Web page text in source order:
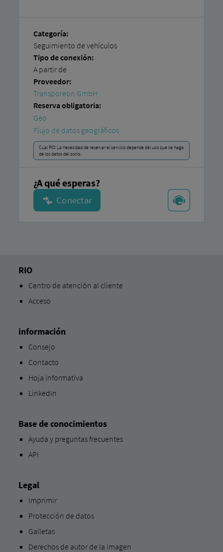
Categoría:
Seguimiento de vehículos
Tipo de conexión:
A partir de
Proveedor:
Transporeon GmbH
Reserva obligatoria:
Geo
Flujo de datos geográficos
Cual RIO La necesidad de reservar el servicio depende del uso que se haga
de los datos del socio.
¿A qué esperas?
RIO
Centro de atención al cliente
Acceso
información
Consejo
Contacto
Hoja informativa
LinkedIn
Base de conocimientos
Ayuda y preguntas frecuentes
API
Legal
Imprimir
Protección de datos
Galletas
Derechos de autor de la imagen